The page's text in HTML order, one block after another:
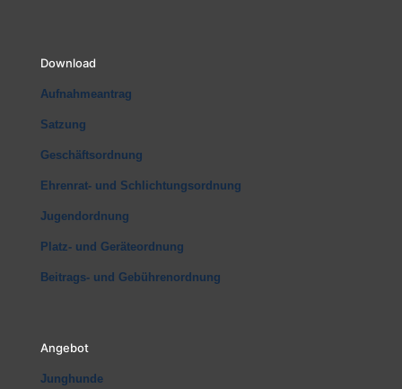
Download
Aufnahmeantrag
Satzung
Geschäftsordnung
Ehrenrat- und Schlichtungsordnung
Jugendordnung
Platz- und Geräteordnung
Beitrags- und Gebührenordnung
Angebot
Junghunde